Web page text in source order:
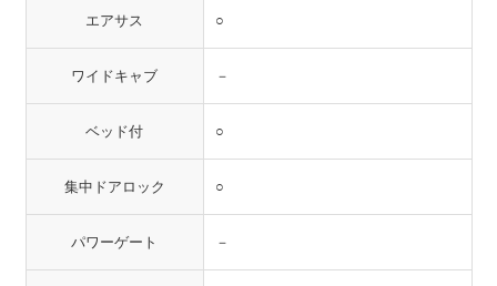
エアサス ○
ワイドキャブ －
ベッド付 ○
集中ドアロック ○
パワーゲート －